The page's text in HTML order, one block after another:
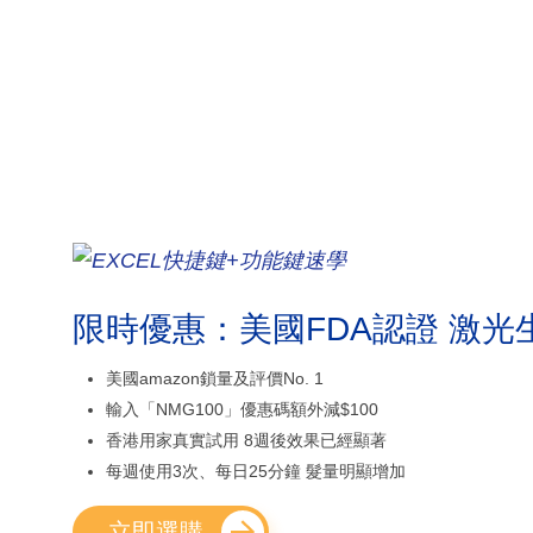
限時優惠：美國FDA認證 激光
美國amazon鎖量及評價No. 1
輸入「NMG100」優惠碼額外減$100
香港用家真實試用 8週後效果已經顯著
每週使用3次、每日25分鐘 髮量明顯增加